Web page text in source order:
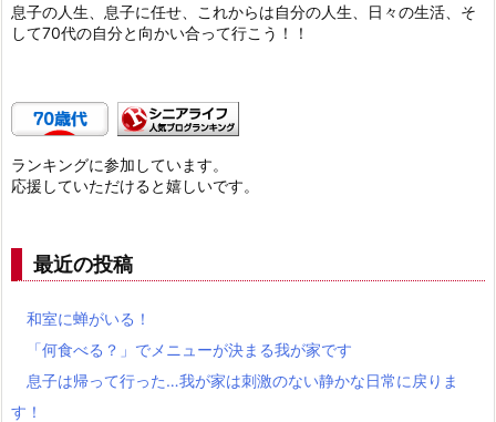
息子の人生、息子に任せ、これからは自分の人生、日々の生活、そ
して70代の自分と向かい合って行こう！！
ランキングに参加しています。
応援していただけると嬉しいです。
最近の投稿
和室に蝉がいる！
「何食べる？」でメニューが決まる我が家です
息子は帰って行った…我が家は刺激のない静かな日常に戻りま
す！